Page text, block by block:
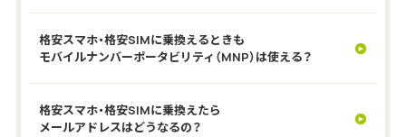
格安スマホ・格安SIMに乗換えるときも
モバイルナンバーポータビリティ（MNP）は使える？
格安スマホ・格安SIMに乗換えたら
メールアドレスはどうなるの？